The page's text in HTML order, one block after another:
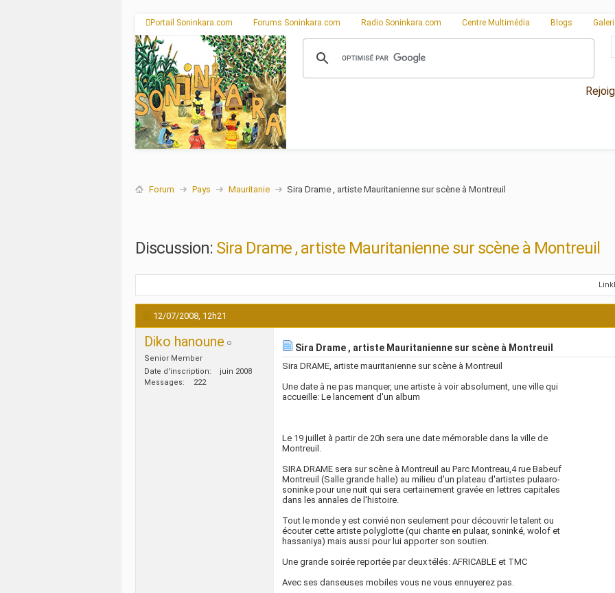
Portail Soninkara.com Forums Soninkara.com Radio Soninkara.com Centre Multimédia Blogs
Forum Pays Mauritanie Sira Drame , artiste Mauritanienne sur scène à Montreuil
Discussion: Sira Drame , artiste Mauritanienne sur scène à Montreuil
12/07/2008, 12h21
Diko hanoune
Senior Member
Date d'inscription
juin 2008
Messages
222
Sira Drame , artiste Mauritanienne sur scène à Montreuil
Sira DRAME, artiste mauritanienne sur scène à Montreuil
Une date à ne pas manquer, une artiste à voir absolument, une ville qui
accueille: Le lancement d'un album
Le 19 juillet à partir de 20h sera une date mémorable dans la ville de
Montreuil.
SIRA DRAME sera sur scène à Montreuil au Parc Montreau,4 rue Babeuf
Montreuil (Salle grande halle) au milieu d'un plateau d'artistes pulaaro-
soninke pour une nuit qui sera certainement gravée en lettres capitales
dans les annales de l'histoire.
Tout le monde y est convié non seulement pour découvrir le talent ou
écouter cette artiste polyglotte (qui chante en pulaar, soninké, wolof et
hassaniya) mais aussi pour lui apporter son soutien.
Une grande soirée reportée par deux télés: AFRICABLE et TMC
Avec ses danseuses mobiles vous ne vous ennuyerez pas.